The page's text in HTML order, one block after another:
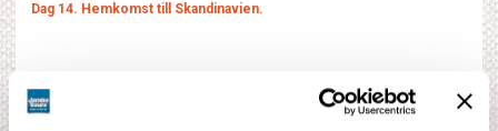
Dag 14. Hemkomst till Skandinavien.
Fullständigt program